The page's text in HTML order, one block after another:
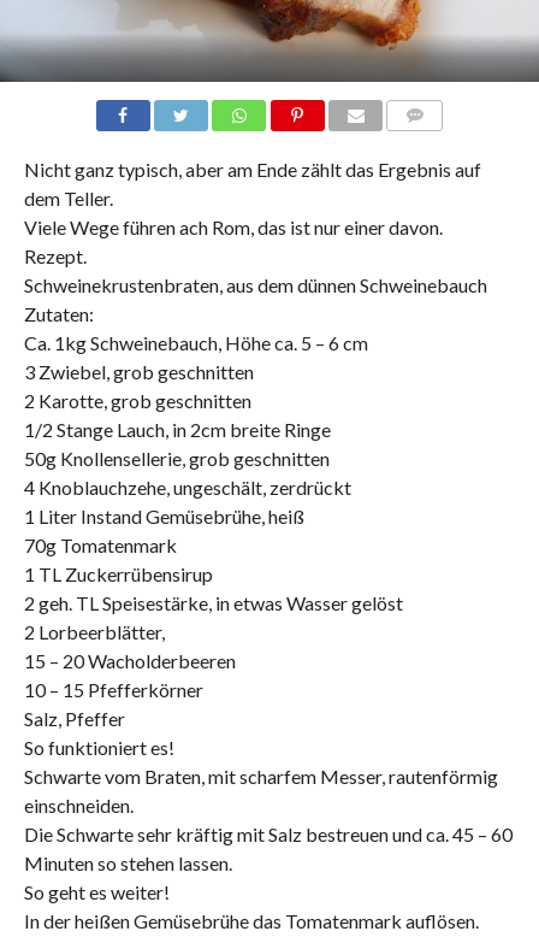
Nicht ganz typisch, aber am Ende zählt das Ergebnis auf
dem Teller.
Viele Wege führen ach Rom, das ist nur einer davon.
Rezept.
Schweinekrustenbraten, aus dem dünnen Schweinebauch
Zutaten:
Ca. 1kg Schweinebauch, Höhe ca. 5 – 6 cm
3 Zwiebel, grob geschnitten
2 Karotte, grob geschnitten
1/2 Stange Lauch, in 2cm breite Ringe
50g Knollensellerie, grob geschnitten
4 Knoblauchzehe, ungeschält, zerdrückt
1 Liter Instand Gemüsebrühe, heiß
70g Tomatenmark
1 TL Zuckerrübensirup
2 geh. TL Speisestärke, in etwas Wasser gelöst
2 Lorbeerblätter,
15 – 20 Wacholderbeeren
10 – 15 Pfefferkörner
Salz, Pfeffer
So funktioniert es!
Schwarte vom Braten, mit scharfem Messer, rautenförmig
einschneiden.
Die Schwarte sehr kräftig mit Salz bestreuen und ca. 45 – 60
Minuten so stehen lassen.
So geht es weiter!
In der heißen Gemüsebrühe das Tomatenmark auflösen.